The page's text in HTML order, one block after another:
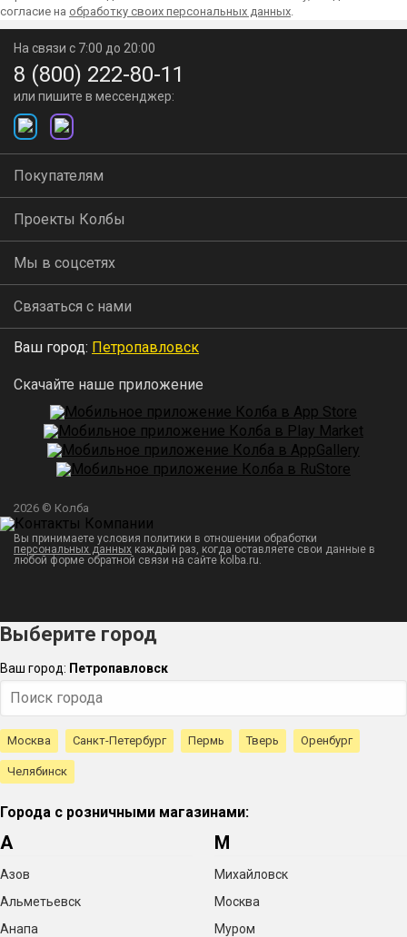
согласие на обработку своих персональных данных
На связи с 7:00 до 20:00
8 (800) 222-80-11
или пишите в мессенджер:
Покупателям
Проекты Колбы
Мы в соцсетях
Связаться с нами
Ваш город: Петропавловск
Скачайте наше приложение
2026 © Колба
Вы принимаете условия политики в отношении обработки
персональных данных каждый раз, когда оставляете свои данные в
любой форме обратной связи на сайте kolba.ru.
Выберите город
Ваш город: Петропавловск
Москва Санкт-Петербург Пермь Тверь Оренбург
Челябинск
Города с розничными магазинами:
А
Азов
Альметьевск
Анапа
М
Михайловск
Москва
Муром